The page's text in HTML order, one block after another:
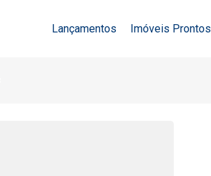
Lançamentos Imóveis Prontos